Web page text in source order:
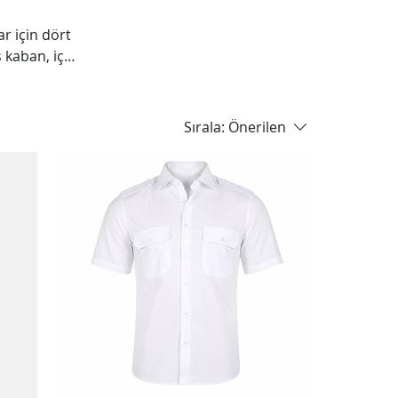
için dört
iç
Sırala: Önerilen